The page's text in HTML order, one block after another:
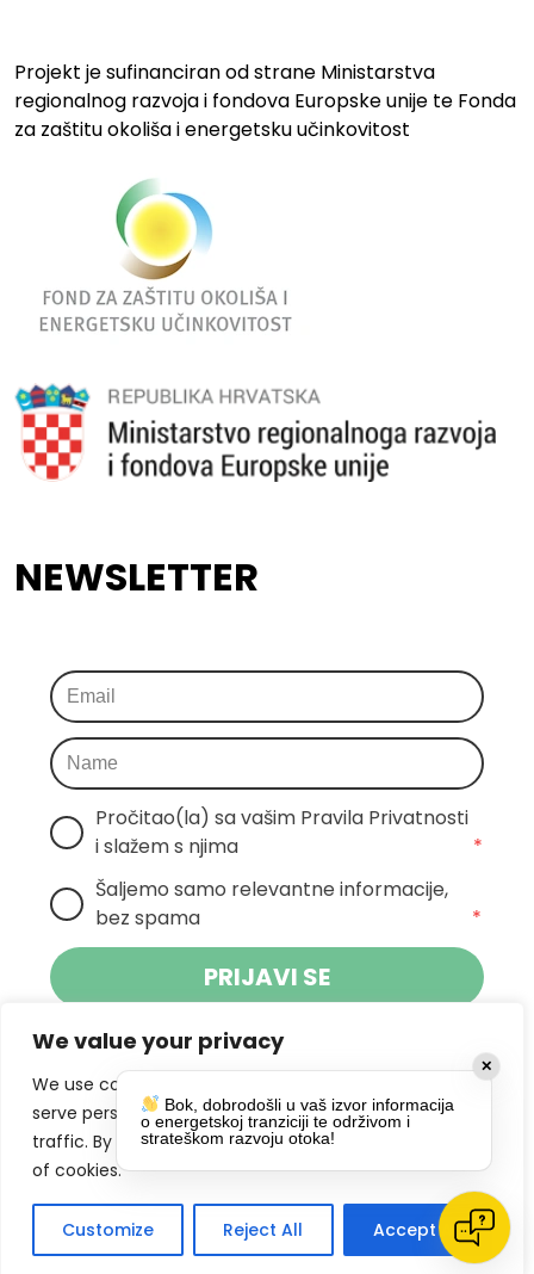
We value your privacy
We use cookies to enhance your browsing experience,
serve personalized ads or content, and analyze our
traffic. By clicking "Accept All", you consent to our use
of cookies.
Customize Reject All Accept All
Projekt je sufinanciran od strane Ministarstva
regionalnog razvoja i fondova Europske unije te Fonda
za zaštitu okoliša i energetsku učinkovitost
NEWSLETTER
Pročitao(la) sa vašim Pravila Privatnosti
i slažem s njima
*
Šaljemo samo relevantne informacije,
bez spama
*
PRIJAVI SE
Klikom na gumb dajete suglasnost za
primanje novosti Pokreta Otoka te se
slažete spolitikom privatnosti.
DRUŠTVENE MREŽE
✕
Bok, dobrodošli u vaš izvor informacija
o energetskoj tranziciji te održivom i
strateškom razvoju otoka!